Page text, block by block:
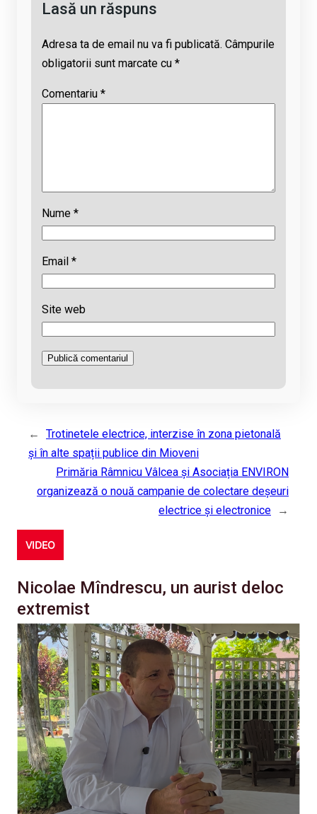
Lasă un răspuns
Adresa ta de email nu va fi publicată. Câmpurile
obligatorii sunt marcate cu *
Comentariu *
Nume *
Email *
Site web
←
Trotinetele electrice, interzise în zona pietonală
și în alte spații publice din Mioveni
Primăria Râmnicu Vâlcea și Asociația ENVIRON
organizează o nouă campanie de colectare deșeuri
electrice și electronice
→
VIDEO
Nicolae Mîndrescu, un aurist deloc
extremist